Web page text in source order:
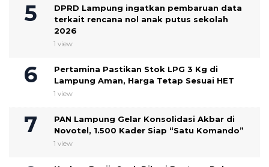
DPRD Lampung ingatkan pembaruan data
terkait rencana nol anak putus sekolah
2026
1 view
Pertamina Pastikan Stok LPG 3 Kg di
Lampung Aman, Harga Tetap Sesuai HET
1 view
PAN Lampung Gelar Konsolidasi Akbar di
Novotel, 1.500 Kader Siap “Satu Komando”
1 view